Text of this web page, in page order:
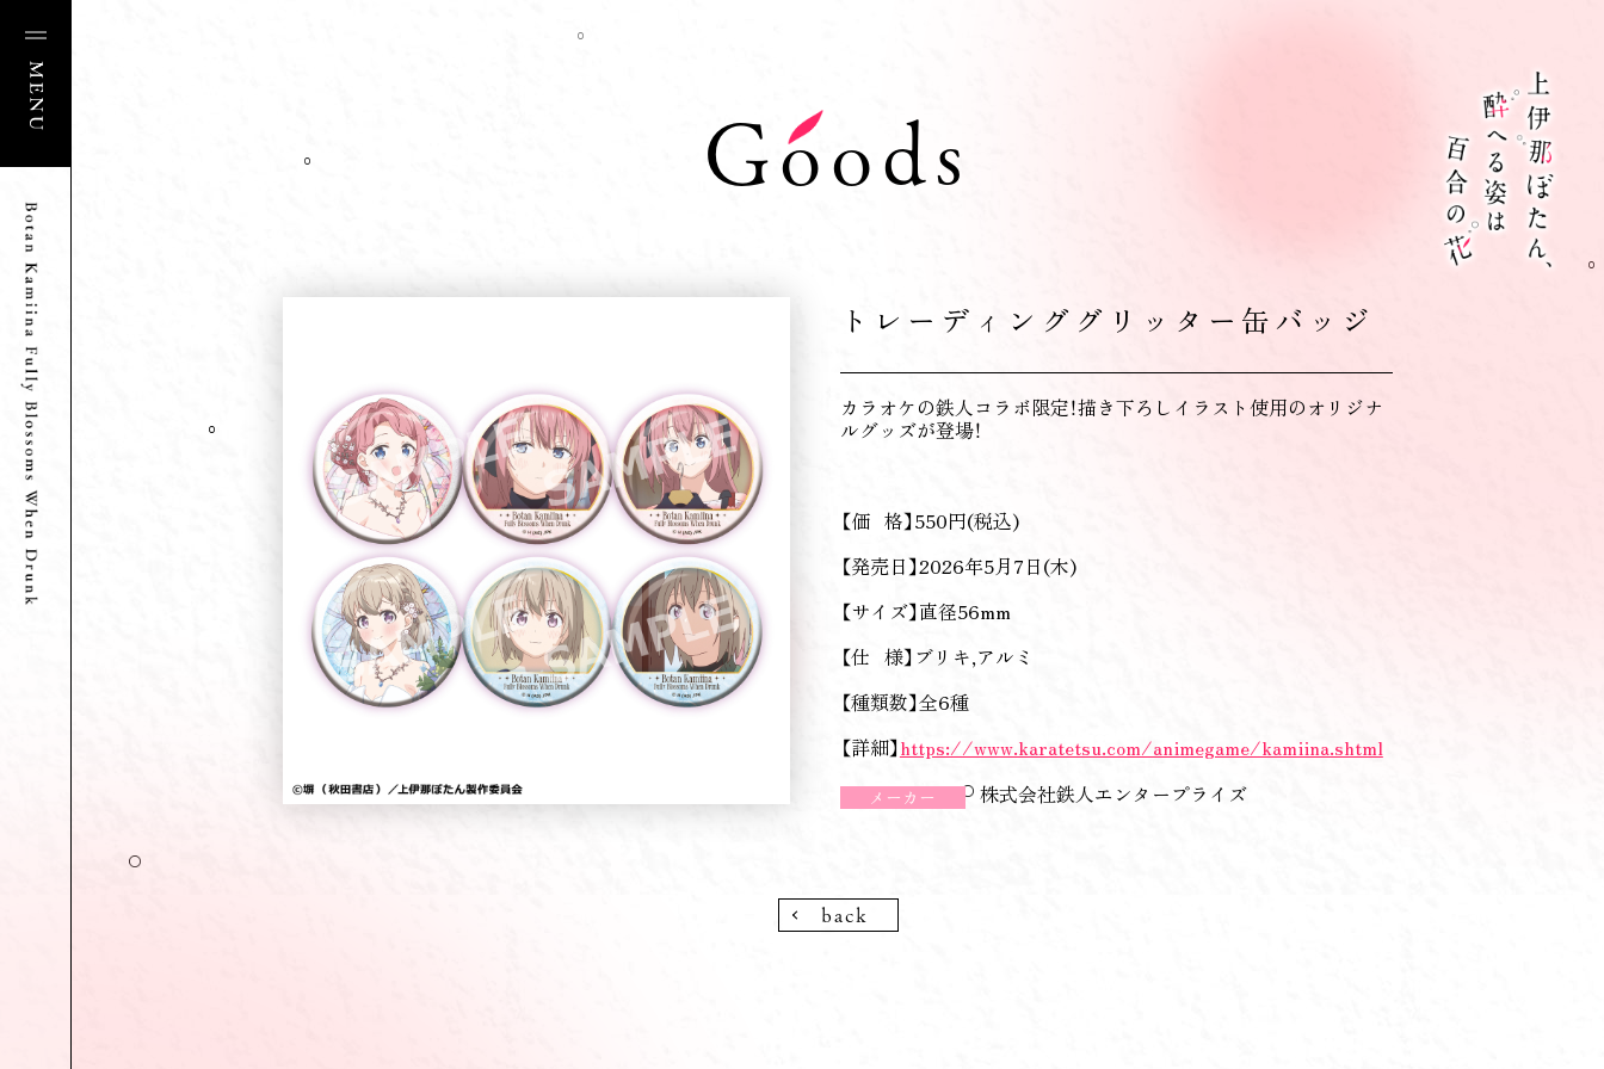
Goods
トレーディンググリッター缶バッジ
カラオケの鉄人コラボ限定！描き下ろしイラスト使用のオリジナ
ルグッズが登場！
【価 格】550円(税込)
【発売日】2026年5月7日(木)
【サイズ】直径56mm
【仕 様】ブリキ,アルミ
【種類数】全6種
【詳細】https://www.karatetsu.com/animegame/kamiina.shtml
メーカー 株式会社鉄人エンタープライズ
back